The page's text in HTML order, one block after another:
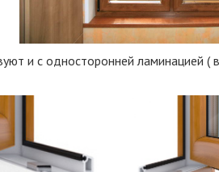
и с односторонней ламинацией